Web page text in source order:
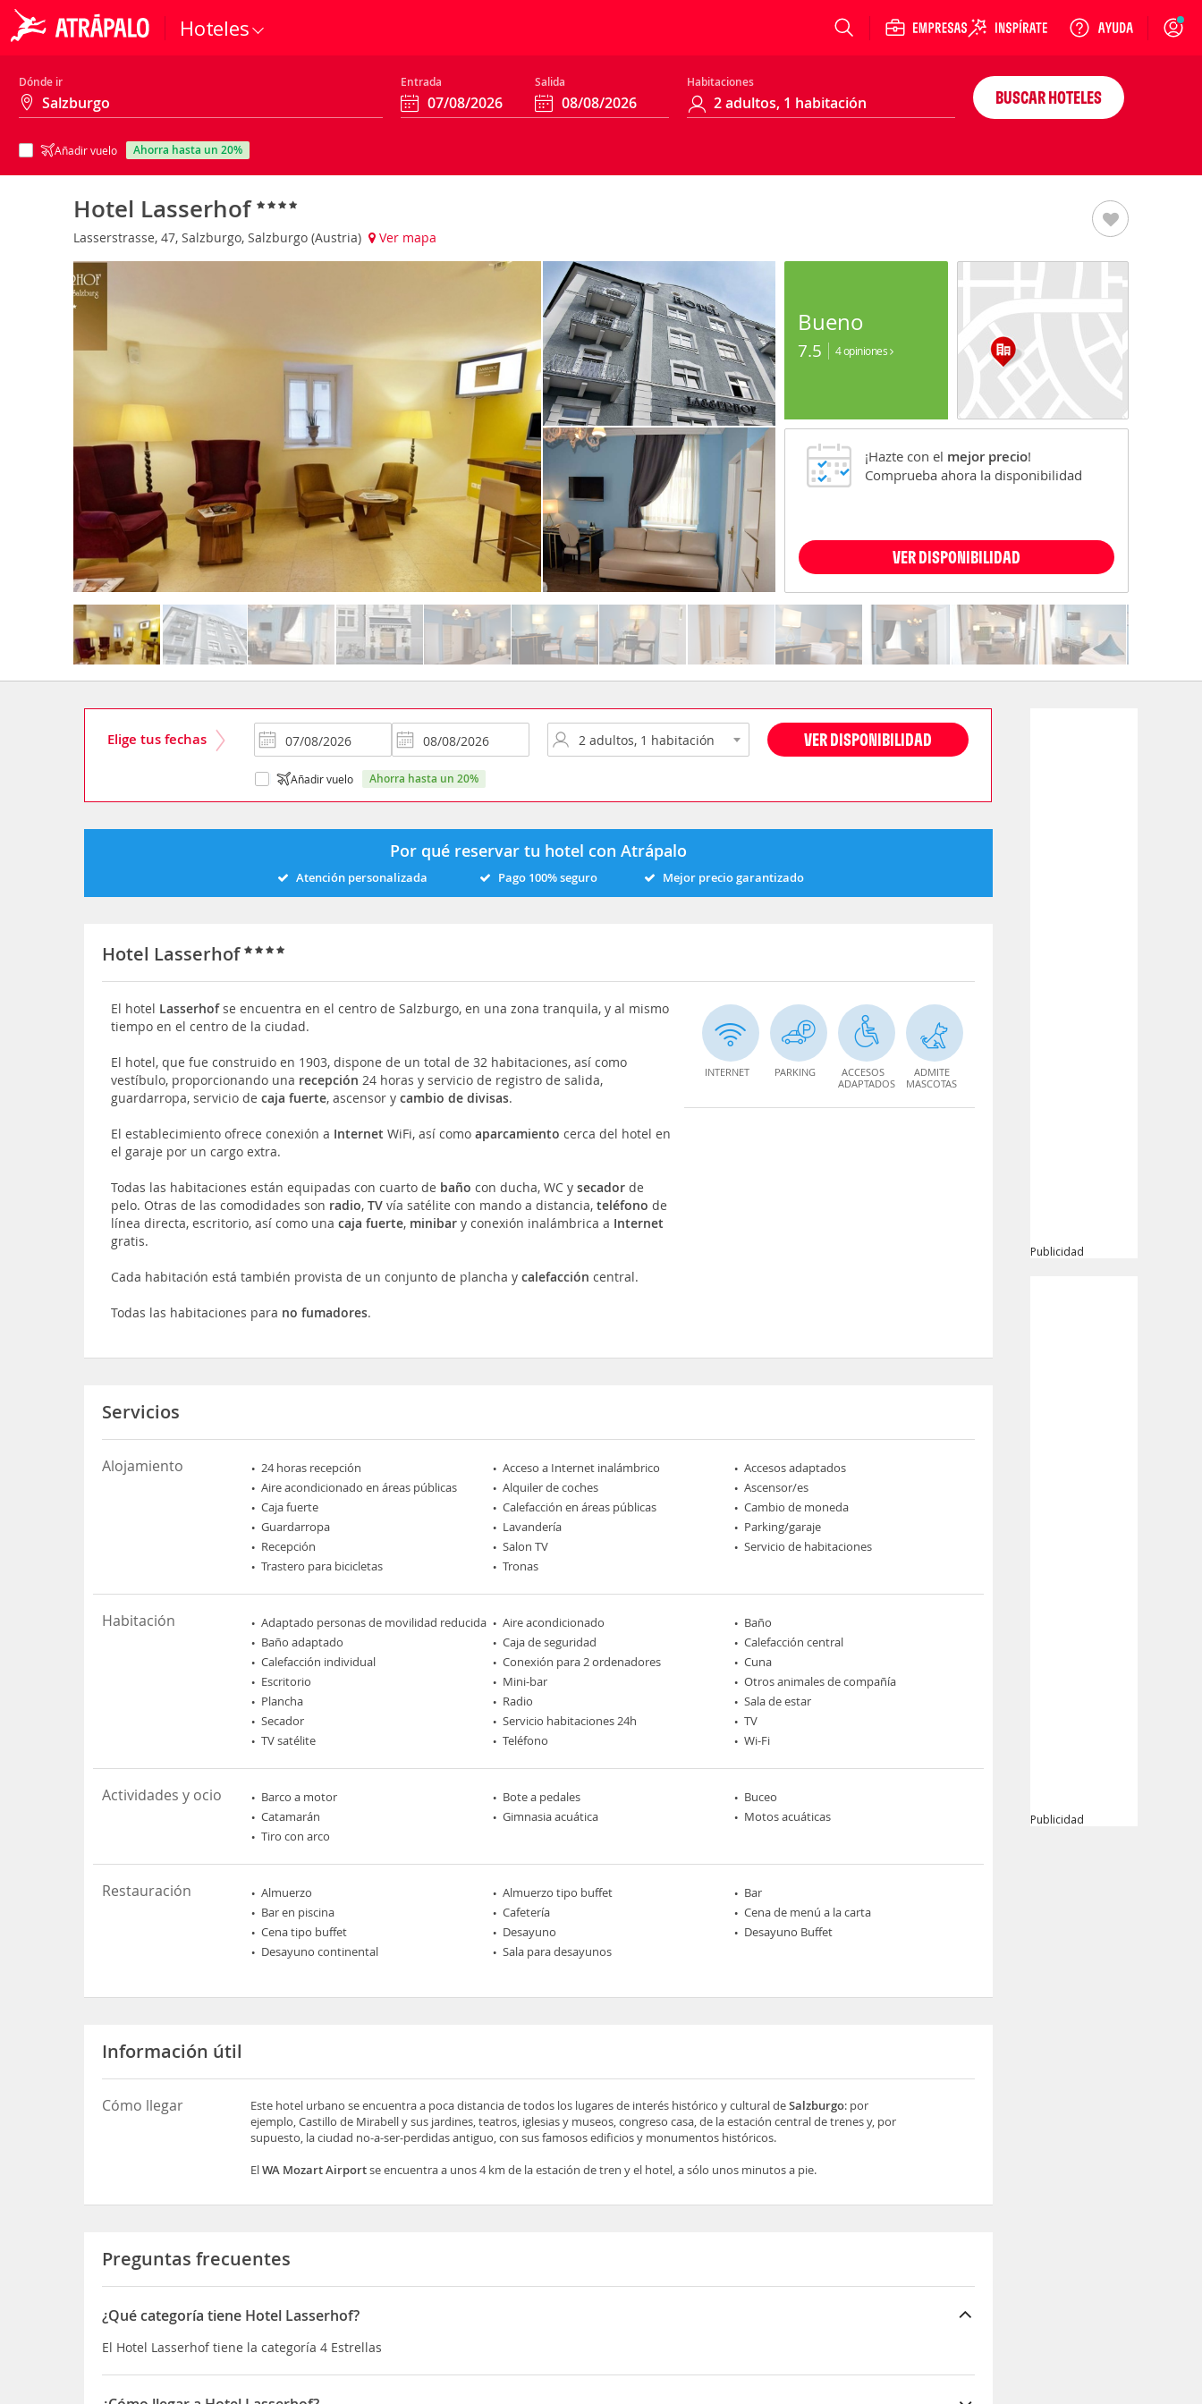
Hoteles Login
Dónde ir Entrada Salida Habitaciones
Añadir vuelo ahorra hasta un 20%
BUSCAR HOTELES
Hotel Lasserhof
Lasserstrasse, 47, Salzburgo, Salzburgo (Austria) Ver mapa
Bueno
7.5 4 opiniones
¡Hazte con el mejor precio!
Comprueba ahora la disponibilidad
VER DISPONIBILIDAD
Elige tus fechas VER DISPONIBILIDAD
Añadir vuelo ahorra hasta un 20%
Por qué reservar tu hotel con Atrápalo
Atención personalizada Pago 100% seguro Mejor precio garantizado
Hotel Lasserhof
El hotel Lasserhofse encuentra en el centro de Salzburgo, en una zona tranquila, y al mismo
tiempo en el centro de la ciudad.
El hotel, que fue construido en 1903, dispone de un total de 32 habitaciones, así como
vestíbulo, proporcionando una recepción 24 horas y servicio de registro de salida,
guardarropa, servicio decaja fuerte, ascensor ycambio de divisas.
El establecimiento ofrece conexión a InternetWiFi, así comoaparcamientocerca del hotel en
el garaje por un cargo extra.
Todas las habitaciones están equipadas con cuarto de bañocon ducha, WC ysecadorde
pelo. Otras de las comodidades son radio,TVvía satélite con mando a distancia,teléfono de
línea directa, escritorio, así como unacaja fuerte, minibary conexión inalámbrica a Internet
gratis.
Cada habitación está también provista de un conjunto de plancha ycalefaccióncentral.
Todas las habitaciones para no fumadores.
INTERNET PARKING
ACCESOS
ADAPTADOS
ADMITE
MASCOTAS
Servicios
Alojamiento 24 horas recepción Acceso a Internet inalámbrico
Accesos adaptados
Aire acondicionado en áreas públicas
Alquiler de coches
Ascensor/es
Caja fuerte
Calefacción en áreas públicas
Cambio de moneda
Guardarropa
Lavandería
Parking/garaje
Recepción
Salon TV
Servicio de habitaciones
Trastero para bicicletas
Tronas
Habitación Adaptado personas de movilidad reducida Aire acondicionado
Baño
Baño adaptado
Caja de seguridad
Calefacción central
Calefacción individual
Conexión para 2 ordenadores
Cuna
Escritorio
Mini-bar
Otros animales de compañía
Plancha
Radio
Sala de estar
Secador
Servicio habitaciones 24h
TV
TV satélite
Teléfono Wi-Fi
Actividades y ocio Barco a motor Bote a pedales
Buceo
Catamarán
Gimnasia acuática
Motos acuáticas
Tiro con arco
Restauración Almuerzo Almuerzo tipo buffet
Bar
Bar en piscina
Cafetería
Cena de menú a la carta
Cena tipo buffet
Desayuno
Desayuno Buffet
Desayuno continental
Sala para desayunos
Información útil
Cómo llegar Este hotel urbano se encuentra a poca distancia de todos los lugares de interés histórico y cultural deSalzburgo: por
ejemplo, Castillo de Mirabell y sus jardines, teatros, iglesias y museos, congreso casa, de la estación central de trenes y, por
supuesto, la ciudad no-a-ser-perdidas antiguo, con sus famosos edificios y monumentos históricos.
ElWA Mozart Airportse encuentra a unos 4 km de la estación de tren y el hotel, a sólo unos minutos a pie.
Preguntas frecuentes
¿Qué categoría tiene Hotel Lasserhof?
El Hotel Lasserhof tiene la categoría 4 Estrellas
Publicidad
Publicidad